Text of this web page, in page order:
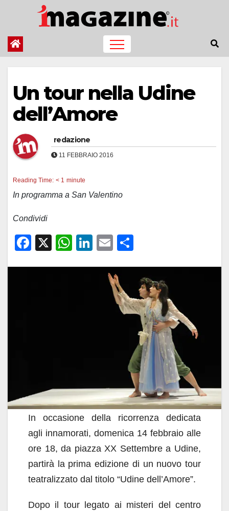
contenuto
Un tour nella Udine
dell’Amore
redazione
11 FEBBRAIO 2016
Reading Time: < 1 minute
In programma a San Valentino
Condividi
F
X
W
Li
E
ail
n
di
vi
di
In occasione della ricorrenza dedicata
agli innamorati, domenica 14 febbraio alle
ore 18, da piazza XX Settembre a Udine,
partirà la prima edizione di un nuovo tour
teatralizzato dal titolo “Udine dell’Amore”.
Dopo il tour legato ai misteri del centro